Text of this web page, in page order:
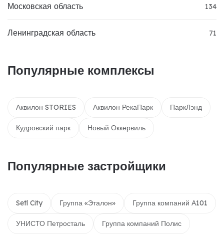
Московская область 134
Ленинградская область 71
Популярные комплексы
Аквилон STORIES Аквилон РекаПарк ПаркЛэнд
Кудровский парк Новый Оккервиль
Популярные застройщики
Setl City Группа «Эталон» Группа компаний А101
УНИСТО Петросталь Группа компаний Полис